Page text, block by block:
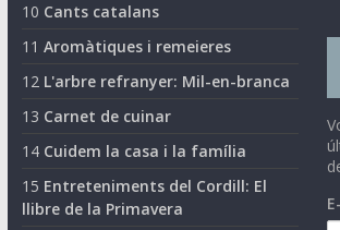
10 Cants catalans
11 Aromàtiques i remeieres
12 L'arbre refranyer: Mil-en-branca
13 Carnet de cuinar
14 Cuidem la casa i la família
15 Entreteniments del Cordill: El
llibre de la Primavera